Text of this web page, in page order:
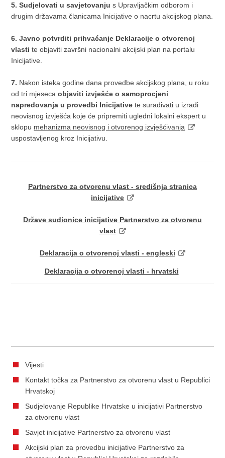
5. Sudjelovati u savjetovanju s Upravljačkim odborom i
drugim državama članicama Inicijative o nacrtu akcijskog plana.
6. Javno potvrditi prihvaćanje Deklaracije o otvorenoj
vlasti te objaviti završni nacionalni akcijski plan na portalu
Inicijative.
7. Nakon isteka godine dana provedbe akcijskog plana, u roku
od tri mjesecaobjaviti izvješće o samoprocjeni
napredovanja u provedbi Inicijative te surađivati u izradi
neovisnog izvješća koje će pripremiti ugledni lokalni ekspert u
sklopu mehanizma neovisnog i otvorenog izvješćivanja
uspostavljenog kroz Inicijativu.
Partnerstvo za otvorenu vlast - središnja stranica
inicijative
Države sudionice inicijative Partnerstvo za otvorenu
vlast
Deklaracija o otvorenoj vlasti - engleski
Deklaracija o otvorenoj vlasti - hrvatski
Vijesti
Kontakt točka za Partnerstvo za otvorenu vlast u Republici
Hrvatskoj
Sudjelovanje Republike Hrvatske u inicijativi Partnerstvo
za otvorenu vlast
Savjet inicijative Partnerstvo za otvorenu vlast
Akcijski plan za provedbu inicijative Partnerstvo za